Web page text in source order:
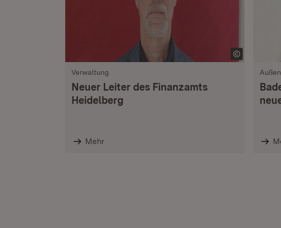
Verwaltung
Neuer Leiter des Finanzamts
Heidelberg
Mehr